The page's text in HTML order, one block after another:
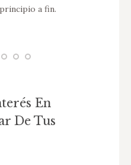
a fin.
En
De Tus